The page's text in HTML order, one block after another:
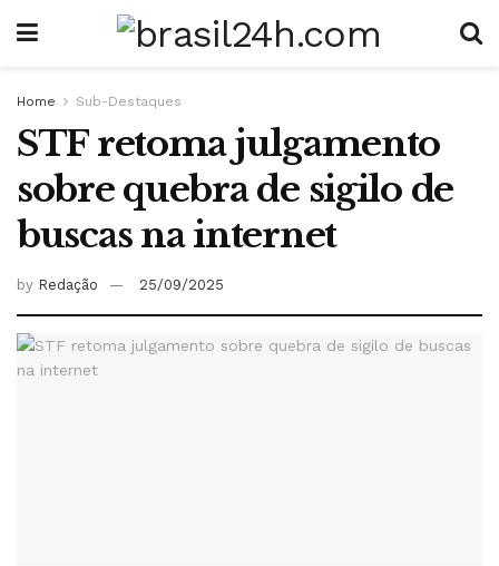
Home Sub-Destaques
STF retoma julgamento
sobre quebra de sigilo de
buscas na internet
by Redação 25/09/2025